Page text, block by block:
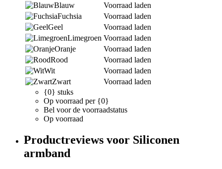
Blauw
Voorraad laden
Fuchsia
Voorraad laden
Geel
Voorraad laden
Limegroen Voorraad laden
Oranje
Voorraad laden
Rood
Voorraad laden
Wit
Voorraad laden
Zwart
Voorraad laden
{0} stuks
Op voorraad per {0}
Bel voor de voorraadstatus
Op voorraad
Productreviews voor Siliconen
armband